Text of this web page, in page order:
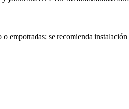
o empotradas; se recomienda